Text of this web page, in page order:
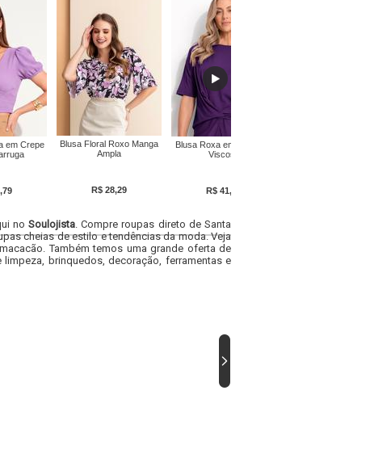
em Crepe
Blusa Floral Roxo Manga
Ampla
R$ 28,29
Blusa Roxa em Malha de
Viscose
R$ 41,39
no Soulojista. Compre roupas direto de Santa
cheias de estilo e tendências da moda. Veja
Também temos uma grande oferta de
brinquedos, decoração, ferramentas e